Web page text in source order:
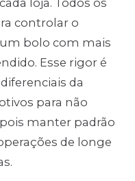
loja. Todos os
controlar o
bolo com mais
Esse rigor é
da
para não
manter padrão
de longe